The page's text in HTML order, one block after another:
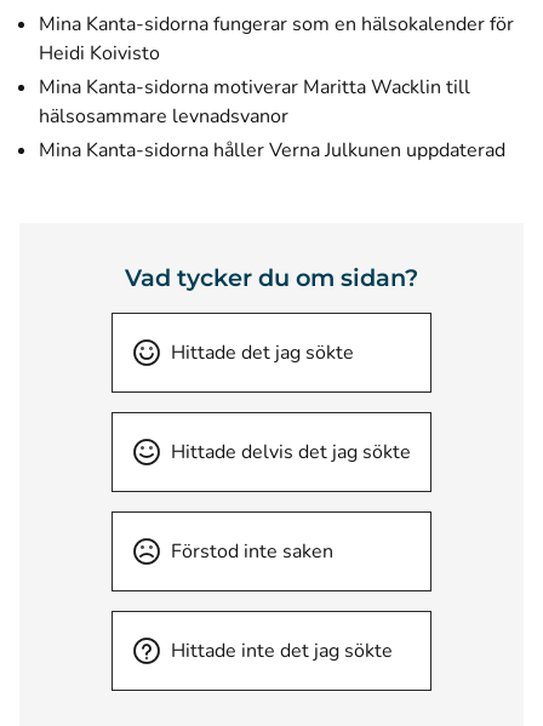
Mina Kanta-sidorna fungerar som en hälsokalender för
Heidi Koivisto
Mina Kanta-sidorna motiverar Maritta Wacklin till
hälsosammare levnadsvanor
Mina Kanta-sidorna håller Verna Julkunen uppdaterad
Vad tycker du om sidan?
Hittade det jag sökte
Hittade delvis det jag sökte
Förstod inte saken
Hittade inte det jag sökte